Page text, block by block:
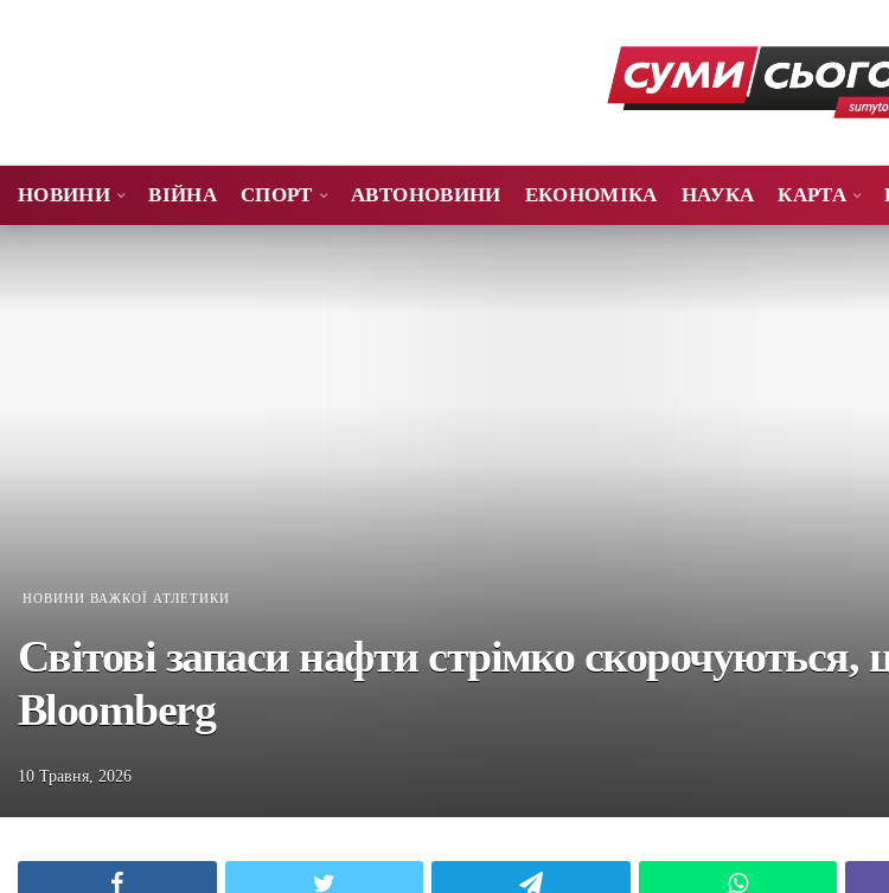
НОВИНИ ВІЙНА СПОРТ АВТОНОВИНИ ЕКОНОМІКА НАУКА КАРТА
НОВИНИ ВАЖКОЇ АТЛЕТИКИ
Світові запаси нафти стрімко
Bloomberg
10 Травня, 2026